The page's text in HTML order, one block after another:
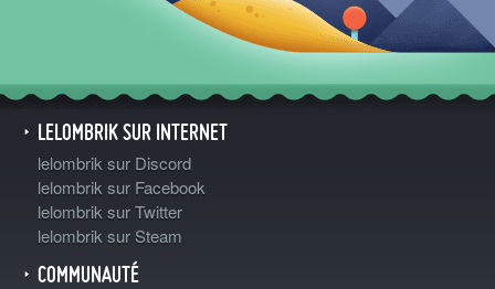
LELOMBRIK SUR INTERNET
lelombrik sur Discord
lelombrik sur Facebook
lelombrik sur Twitter
lelombrik sur Steam
COMMUNAUTÉ